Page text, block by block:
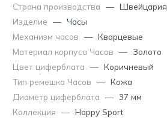
Страна производства — Швейцария
Изделие — Часы
Механизм часов — Кварцевые
Материал корпуса Часов — Золото
Цвет циферблата — Коричневый
Тип ремешка Часов — Кожа
Диаметр циферблата — 37 мм
Коллекция — Happy Sport